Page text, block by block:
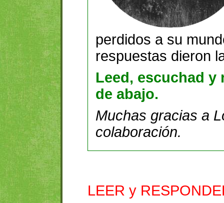
perdidos a su
respuestas dieron
Leed, escuchad y
de abajo.
Muchas gracias a
colaboración.
LEER y